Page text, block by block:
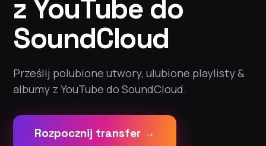
z YouTube do
SoundCloud
Prześlij polubione utwory, ulubione playlisty &
albumy z YouTube do SoundCloud.
Rozpocznij transfer →